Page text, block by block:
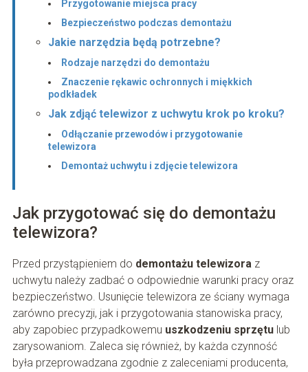
Przygotowanie miejsca pracy
Bezpieczeństwo podczas demontażu
Jakie narzędzia będą potrzebne?
Rodzaje narzędzi do demontażu
Znaczenie rękawic ochronnych i miękkich
podkładek
Jak zdjąć telewizor z uchwytu krok po kroku?
Odłączanie przewodów i przygotowanie
telewizora
Demontaż uchwytu i zdjęcie telewizora
Jak przygotować się do demontażu
telewizora?
Przed przystąpieniem do demontażu telewizoraz
uchwytu należy zadbać o odpowiednie warunki pracy oraz
bezpieczeństwo. Usunięcie telewizora ze ściany wymaga
zarówno precyzji, jak i przygotowania stanowiska pracy,
aby zapobiec przypadkowemu uszkodzeniu sprzętulub
zarysowaniom. Zaleca się również, by każda czynność
była przeprowadzana zgodnie z zaleceniami producenta,